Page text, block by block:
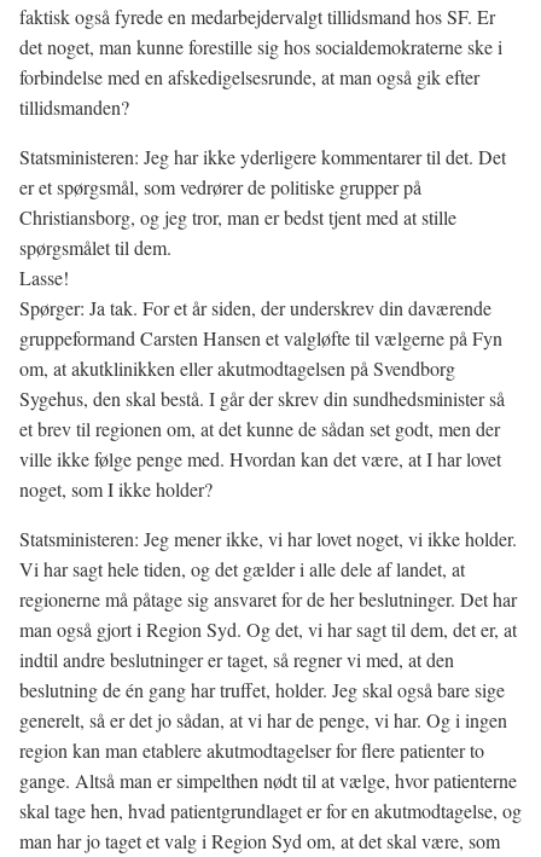
faktisk også fyrede en medarbejdervalgt tillidsmand hos SF. Er
det noget, man kunne forestille sig hos socialdemokraterne ske i
forbindelse med en afskedigelsesrunde, at man også gik efter
tillidsmanden?
Statsministeren: Jeg har ikke yderligere kommentarer til det. Det
er et spørgsmål, som vedrører de politiske grupper på
Christiansborg, og jeg tror, man er bedst tjent med at stille
spørgsmålet til dem.
Lasse!
Spørger: Ja tak. For et år siden, der underskrev din daværende
gruppeformand Carsten Hansen et valgløfte til vælgerne på Fyn
om, at akutklinikken eller akutmodtagelsen på Svendborg
Sygehus, den skal bestå. I går der skrev din sundhedsminister så
et brev til regionen om, at det kunne de sådan set godt, men der
ville ikke følge penge med. Hvordan kan det være, at I har lovet
noget, som I ikke holder?
Statsministeren: Jeg mener ikke, vi har lovet noget, vi ikke holder.
Vi har sagt hele tiden, og det gælder i alle dele af landet, at
regionerne må påtage sig ansvaret for de her beslutninger. Det har
man også gjort i Region Syd. Og det, vi har sagt til dem, det er, at
indtil andre beslutninger er taget, så regner vi med, at den
beslutning de én gang har truffet, holder. Jeg skal også bare sige
generelt, så er det jo sådan, at vi har de penge, vi har. Og i ingen
region kan man etablere akutmodtagelser for flere patienter to
gange. Altså man er simpelthen nødt til at vælge, hvor patienterne
skal tage hen, hvad patientgrundlaget er for en akutmodtagelse, og
man har jo taget et valg i Region Syd om, at det skal være, som